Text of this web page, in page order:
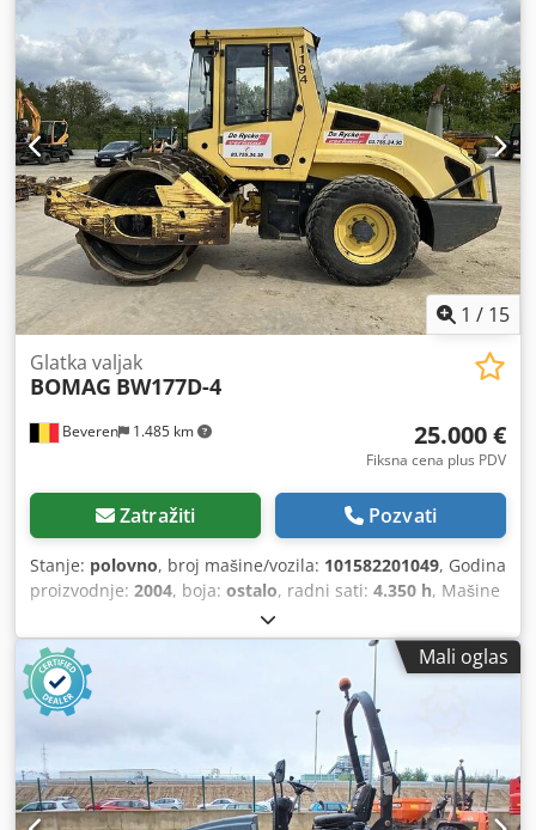
godinama, spremna za upotrebu Dcodpfx Aiozpdhzj Usk
Na zahtev možemo Vam ponuditi leasing ili finansiranje.
Gospodin Mihm (tel.) Vam je na raspolaganju za dodatne
informacije. Više informacija možete pronaći na našem
sajtu. Greške i prethodna prodaja su mogući!
Iznajmljivanje je moguće. = Dodatne informacije = Obratite
se Tobiasu Ebertu za više informacija.
1 / 15
Beveren 1.485 km
Glatka valjak
BOMAG BW177D-4
25.000 €
Fiksna cena plus PDV
Zatražiti Pozvati
Stanje: polovno, broj mašine/vozila: 101582201049, Godina
proizvodnje: 2004, boja: ostalo, radni sati: 4.350 h, Mašine
na prodaju! Pregledajte naš sajt za širok izbor mašina
spremnih za kupovinu. Imamo više mogućnosti nego što je
prikazano online, pa nas slobodno pozovite ili pošaljite e-
mail u bilo kom trenutku. Sve naše mašine su potpuno
servisirane i proverene na pouzdanost. Trebaju vam slike?
Samo nas kontaktirajte i brzo ćemo ih poslati. Pružamo
podršku na holandskom, engleskom, francuskom,
nemačkom, španskom i ruskom jeziku. Dodpfxjzblb Us Ai
Ujck Otkrijte našu bogatu ponudu pouzdanih mašina.
Mali oglas